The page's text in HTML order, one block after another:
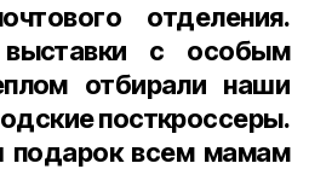
отделения.
с особым
отбирали наши
посткроссеры.
всем мамам